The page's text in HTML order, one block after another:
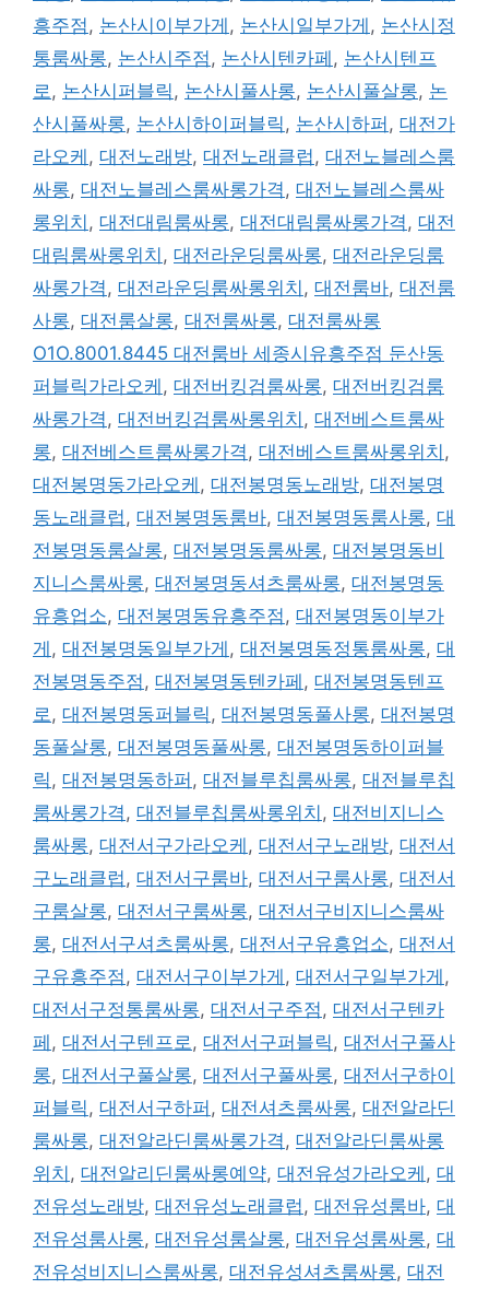
흥주점 , 논산시이부가게 , 논산시일부가게 , 논산시정
통룸싸롱, 논산시주점 , 논산시텐카페 , 논산시텐프
로 , 논산시퍼블릭 , 논산시풀사롱, 논산시풀살롱, 논
산시풀싸롱, 논산시하이퍼블릭 , 논산시하퍼 , 대전가
라오케 , 대전노래방, 대전노래클럽 , 대전노블레스룸
싸롱, 대전노블레스룸싸롱가격 , 대전노블레스룸싸
롱위치 , 대전대림룸싸롱, 대전대림룸싸롱가격 , 대전
대림룸싸롱위치 , 대전라운딩룸싸롱, 대전라운딩룸
싸롱가격 , 대전라운딩룸싸롱위치 , 대전룸바, 대전룸
사롱, 대전룸살롱, 대전룸싸롱, 대전룸싸롱
O1O.8001.8445 대전룸바 세종시유흥주점 둔산동
퍼블릭가라오케 , 대전버킹검룸싸롱, 대전버킹검룸
싸롱가격 , 대전버킹검룸싸롱위치 , 대전베스트룸싸
롱, 대전베스트룸싸롱가격 , 대전베스트룸싸롱위치 ,
대전봉명동가라오케 , 대전봉명동노래방, 대전봉명
동노래클럽 , 대전봉명동룸바, 대전봉명동룸사롱, 대
전봉명동룸살롱, 대전봉명동룸싸롱, 대전봉명동비
지니스룸싸롱, 대전봉명동셔츠룸싸롱, 대전봉명동
유흥업소, 대전봉명동유흥주점 , 대전봉명동이부가
게 , 대전봉명동일부가게 , 대전봉명동정통룸싸롱, 대
전봉명동주점 , 대전봉명동텐카페 , 대전봉명동텐프
로 , 대전봉명동퍼블릭 , 대전봉명동풀사롱, 대전봉명
동풀살롱, 대전봉명동풀싸롱, 대전봉명동하이퍼블
릭 , 대전봉명동하퍼 , 대전블루칩룸싸롱, 대전블루칩
룸싸롱가격 , 대전블루칩룸싸롱위치 , 대전비지니스
룸싸롱, 대전서구가라오케 , 대전서구노래방, 대전서
구노래클럽 , 대전서구룸바, 대전서구룸사롱, 대전서
구룸살롱, 대전서구룸싸롱, 대전서구비지니스룸싸
롱, 대전서구셔츠룸싸롱, 대전서구유흥업소, 대전서
구유흥주점 , 대전서구이부가게 , 대전서구일부가게 ,
대전서구정통룸싸롱, 대전서구주점 , 대전서구텐카
페 , 대전서구텐프로 , 대전서구퍼블릭 , 대전서구풀사
롱, 대전서구풀살롱, 대전서구풀싸롱, 대전서구하이
퍼블릭 , 대전서구하퍼 , 대전셔츠룸싸롱, 대전알라딘
룸싸롱, 대전알라딘룸싸롱가격 , 대전알라딘룸싸롱
위치 , 대전알리딘룸싸롱예약, 대전유성가라오케 , 대
전유성노래방, 대전유성노래클럽 , 대전유성룸바, 대
전유성룸사롱, 대전유성룸살롱, 대전유성룸싸롱, 대
전유성비지니스룸싸롱, 대전유성셔츠룸싸롱, 대전